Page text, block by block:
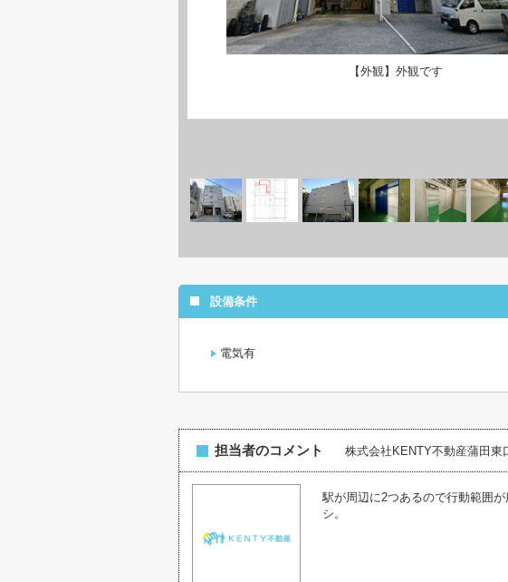
【外観】外観です
設備条件
電気有
担当者のコメント 株式会社KENTY不動産蒲田東
駅が周辺に2つあるので行動範囲
シ。